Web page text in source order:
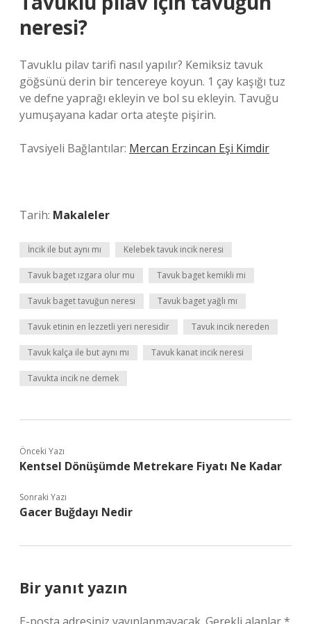
neresi?
Tavuklu pilav tarifi nasıl yapılır? Kemiksiz tavuk
göğsünü derin bir tencereye koyun. 1 çay kaşığı tuz
ve defne yaprağı ekleyin ve bol su ekleyin. Tavuğu
yumuşayana kadar orta ateşte pişirin.
Tavsiyeli Bağlantılar: Mercan Erzincan Eşi Kimdir
Tarih: Makaleler
İncik ile but aynı mı Kelebek tavuk incik neresi
Tavuk baget ızgara olur mu Tavuk baget kemikli mi
Tavuk baget tavuğun neresi Tavuk baget yağlı mı
Tavuk etinin en lezzetli yeri neresidir Tavuk incik nereden
Tavuk kalça ile but aynı mı Tavuk kanat incik neresi
Tavukta incik ne demek
Önceki Yazı
Kentsel Dönüşümde Metrekare Fiyatı Ne Kadar
Sonraki Yazı
Gacer Buğdayı Nedir
Bir yanıt yazın